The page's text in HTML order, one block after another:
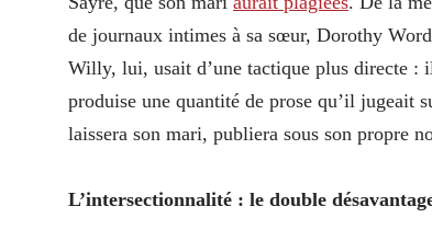
de journaux intimes à sa sœur, Dorothy
Willy, lui, usait d’une tactique plus directe :
produise une quantité de prose qu’il jugeait
laissera son mari, publiera sous son propre
L’intersectionnalité : le double